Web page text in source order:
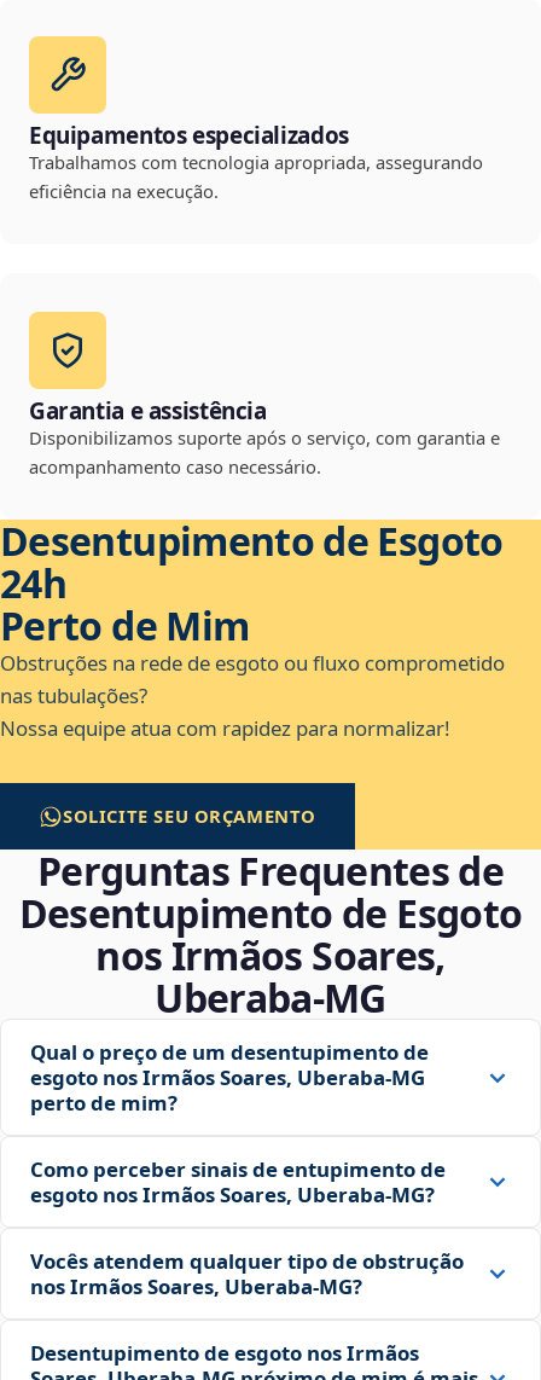
Equipamentos especializados
Trabalhamos com tecnologia apropriada, assegurando
eficiência na execução.
Garantia e assistência
Disponibilizamos suporte após o serviço, com garantia e
acompanhamento caso necessário.
Desentupimento de Esgoto
24h
Perto de Mim
Obstruções na rede de esgoto ou fluxo comprometido
nas tubulações?
Nossa equipe atua com rapidez para normalizar!
SOLICITE SEU ORÇAMENTO
Perguntas Frequentes de
Desentupimento de Esgoto
nos Irmãos Soares,
Uberaba‑MG
Qual o preço de um desentupimento de
esgoto nos Irmãos Soares, Uberaba‑MG
perto de mim?
Como perceber sinais de entupimento de
esgoto nos Irmãos Soares, Uberaba‑MG?
Vocês atendem qualquer tipo de obstrução
nos Irmãos Soares, Uberaba‑MG?
Desentupimento de esgoto nos Irmãos